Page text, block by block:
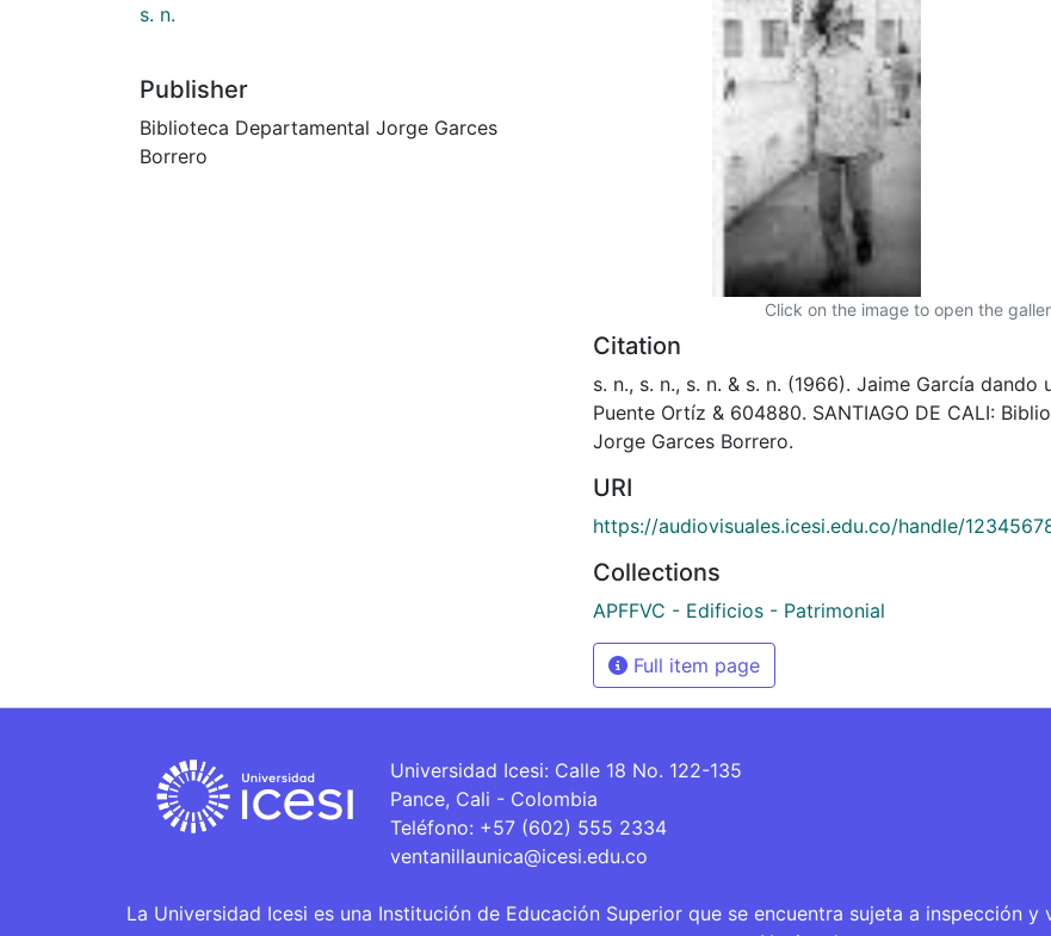
s. n.
Publisher
Biblioteca Departamental Jorge Garces
Borrero
Click on the image to open the
Citation
s. n., s. n., s. n. & s. n. (1966). Jaime García dando
Puente Ortíz & 604880. SANTIAGO DE CALI:
Jorge Garces Borrero.
URI
https://audiovisuales.icesi.edu.co/handle/
Collections
APFFVC - Edificios - Patrimonial
Full item page
Universidad Icesi: Calle 18 No. 122-135
Pance, Cali - Colombia
Teléfono: +57 (602) 555 2334
ventanillaunica@icesi.edu.co
La Universidad Icesi es una Institución de Educación Superior que se encuentra sujeta a inspección